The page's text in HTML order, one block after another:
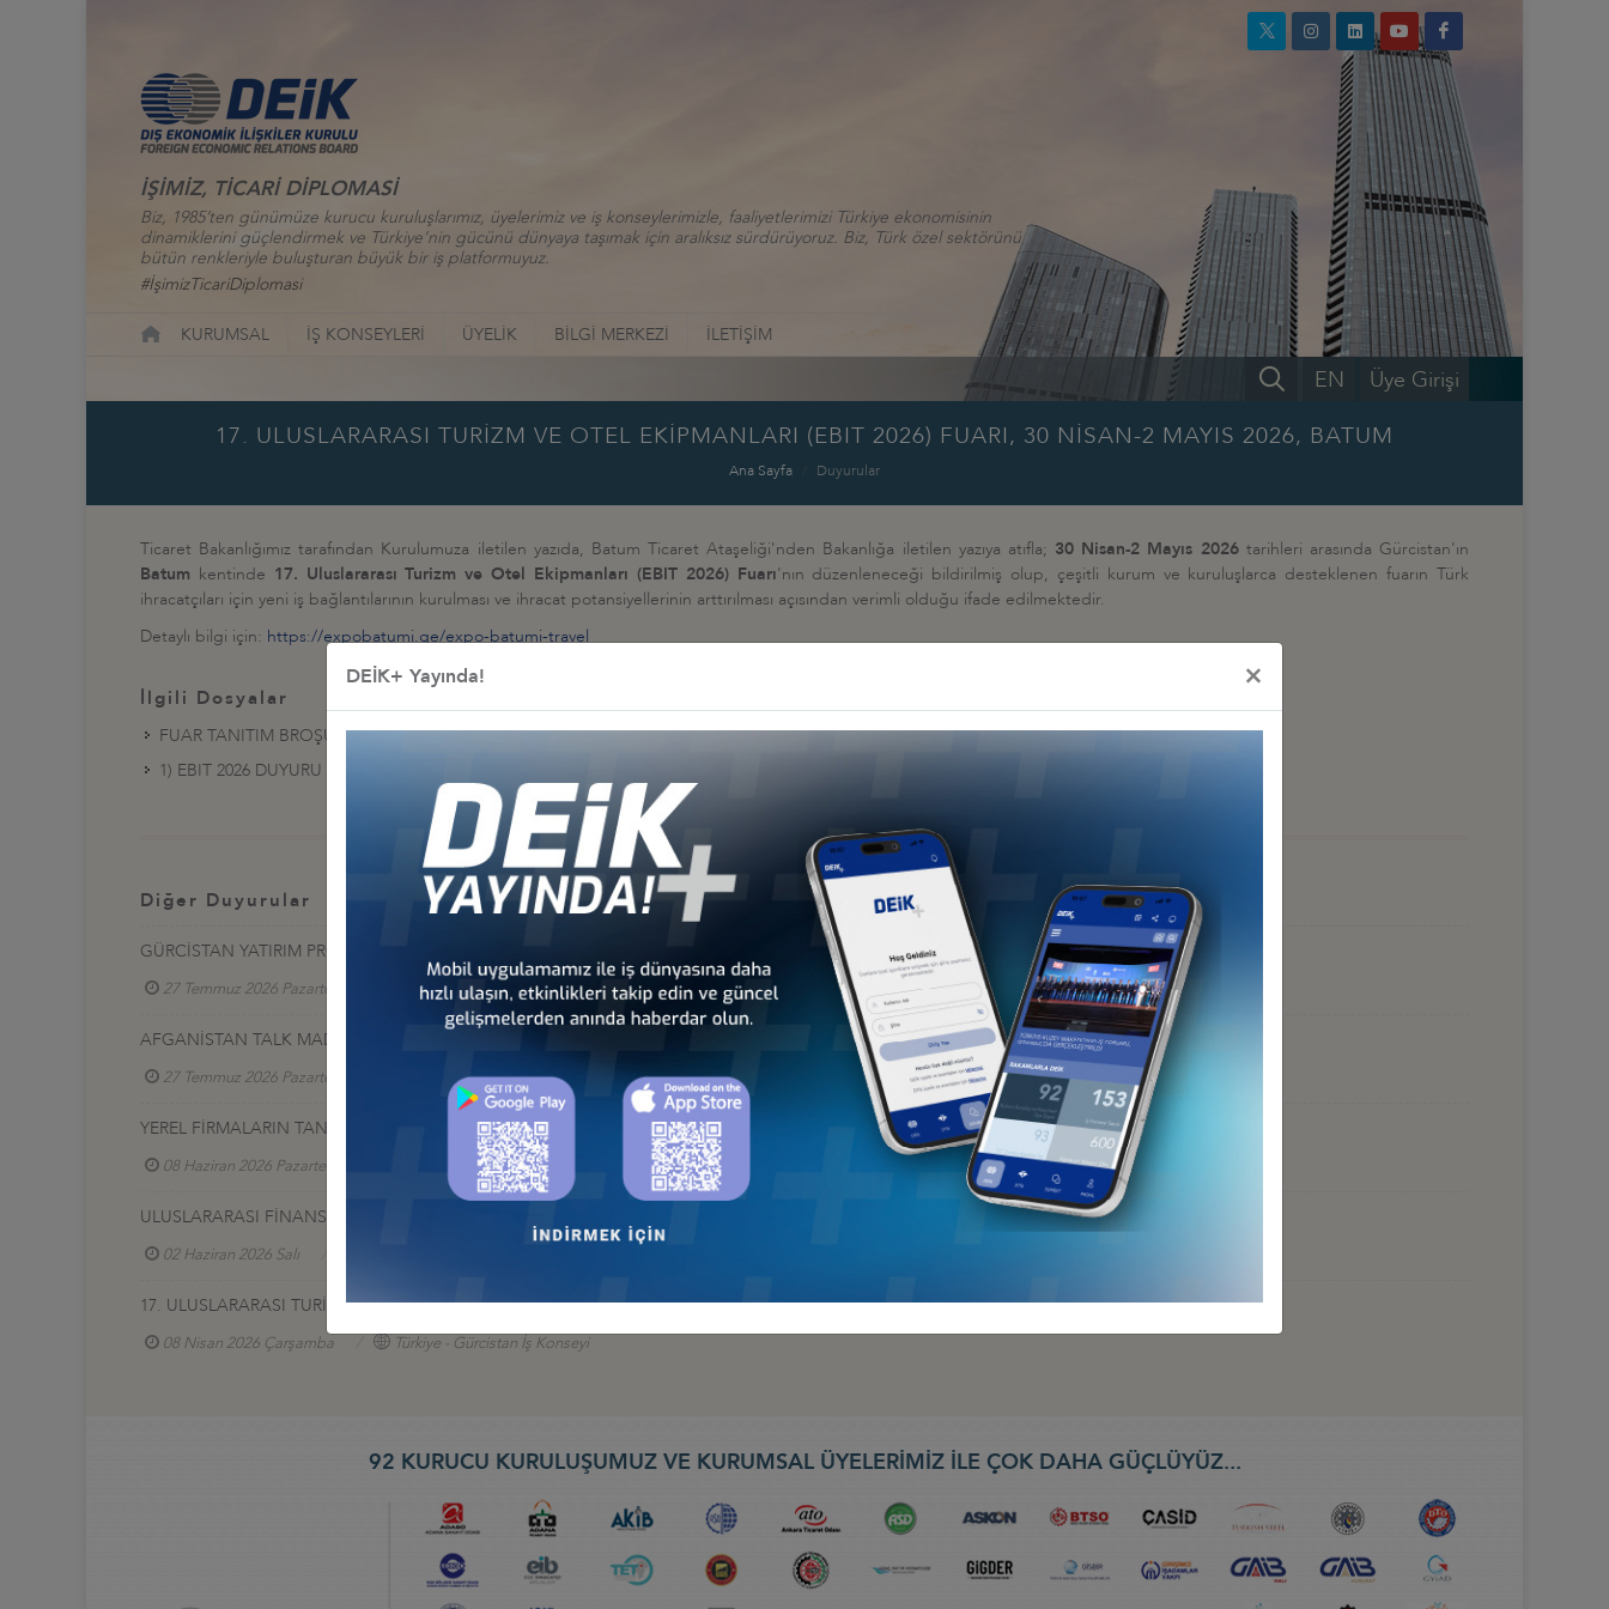
İŞİMİZ, TİCARİ DİPLOMASİ
Biz, 1985’ten günümüze kurucu kuruluşlarımız, üyelerimiz ve iş konseylerimizle, faaliyetlerimizi Türkiye ekonomisinin
dinamiklerini güçlendirmek ve Türkiye’nin gücünü dünyaya taşımak için aralıksız sürdürüyoruz. Biz, Türk özel sektörünü
bütün renkleriyle buluşturan büyük bir iş platformuyuz.
#İşimizTicariDiplomasi
KURUMSAL İŞ KONSEYLERİ ÜYELİK BİLGİ MERKEZİ İLETİŞİM
Üye Girişi
EN
17. ULUSLARARASI TURİZM VE OTEL EKİPMANLARI (EBIT 2026) FUARI, 30 NİSAN-2 MAYIS 2026, BATUM
Ana Sayfa Duyurular
Ticaret Bakanlığımız tarafından Kurulumuza iletilen yazıda, Batum Ticaret Ataşeliği'nden Bakanlığa iletilen yazıya atıfla; 30 Nisan-2 Mayıs 2026tarihleri arasında Gürcistan'ın
Batum kentinde 17. Uluslararası Turizm ve Otel Ekipmanları (EBIT 2026) Fuarı'nın düzenleneceği bildirilmiş olup, çeşitli kurum ve kuruluşlarca desteklenen fuarın Türk
ihracatçıları için yeni iş bağlantılarının kurulması ve ihracat potansiyellerinin arttırılması açısından verimli olduğu ifade edilmektedir.
Detaylı bilgi için: https://expobatumi.ge/expo-batumi-travel
İlgili Dosyalar
FUAR TANITIM BROŞÜRÜ
1) EBIT 2026 DUYURU GÖRSELİ
Diğer Duyurular
GÜRCİSTAN YATIRIM PROJELERİ HK.
27 Temmuz 2026 Pazartesi Türkiye - Gürcistan İş Konseyi
AFGANİSTAN TALK MADEN SAHASI GELİŞTİRME İHALESİ HK
27 Temmuz 2026 Pazartesi Türkiye - Afganistan İş Konseyi
YEREL FİRMALARIN TANITIM SERGİSİ, 17-20 HAZİRAN 2026, BAKÜ
08 Haziran 2026 Pazartesi Türkiye - Azerbaycan İş Konseyi
ULUSLARARASI FİNANS VE BANKACILIK ZİRVESİ 2026: TÜRK DEVLETLERİNİN KÜRESELFİNANSAL ENTEGRASYONU, 9-10 HAZİRAN 2026, BAKÜ
02 Haziran 2026 Salı
17. ULUSLARARASI TURİZM VE OTEL EKİPMANLARI (EBIT 2026) FUARI, 30 NİSAN-2 MAYIS 2026, BATUM
08 Nisan 2026 Çarşamba Türkiye - Gürcistan İş Konseyi
92 KURUCU KURULUŞUMUZ VE KURUMSAL ÜYELERİMİZ İLE ÇOK DAHA GÜÇLÜYÜZ...
DEİK+ Yayında! ×